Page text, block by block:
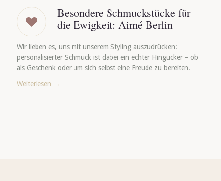
Besondere Schmuckstücke für
die Ewigkeit: Aimé Berlin
Wir lieben es, uns mit unserem Styling auszudrücken:
personalisierter Schmuck ist dabei ein echter Hingucker – ob
als Geschenk oder um sich selbst eine Freude zu bereiten.
Weiterlesen →